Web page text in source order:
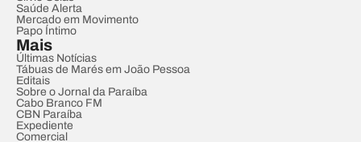
Saúde Alerta
Mercado em Movimento
Papo Íntimo
Mais
Últimas Notícias
Tábuas de Marés em João Pessoa
Editais
Sobre o Jornal da Paraíba
Cabo Branco FM
CBN Paraíba
Expediente
Comercial